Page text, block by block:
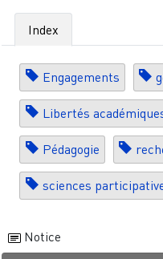
Index
Engagements
Libertés
Pédagogie
sciences
Notice